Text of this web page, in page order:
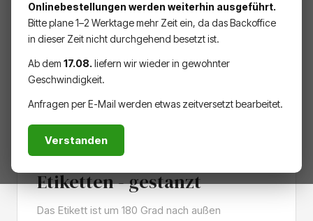
DU HAST 0 PRODUKTE AUF
AUFKLEBER & DRUCKSACHEN
Etiketten - gestanzt
Das Etikett ist um 180 Grad nach außen
Onlinebestellungen werden weiterhin ausgeführt.
Bitte plane 1–2 Werktage mehr Zeit ein, da das Backoffice
in dieser Zeit nicht durchgehend besetzt ist.
Ab dem 17.08. liefern wir wieder in gewohnter
Geschwindigkeit.
Anfragen per E-Mail werden etwas zeitversetzt bearbeitet.
Verstanden